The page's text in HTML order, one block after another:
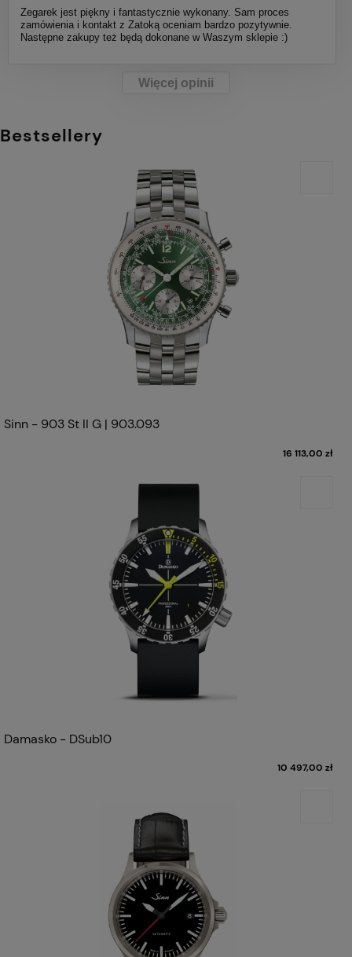
Zegarek jest piękny i fantastycznie wykonany. Sam proces
zamówienia i kontakt z Zatoką oceniam bardzo pozytywnie.
Następne zakupy też będą dokonane w Waszym sklepie :)
Więcej opinii
Bestsellery
Sinn - 903 St II G | 903.093
16 113,00 zł
Damasko - DSub10
10 497,00 zł